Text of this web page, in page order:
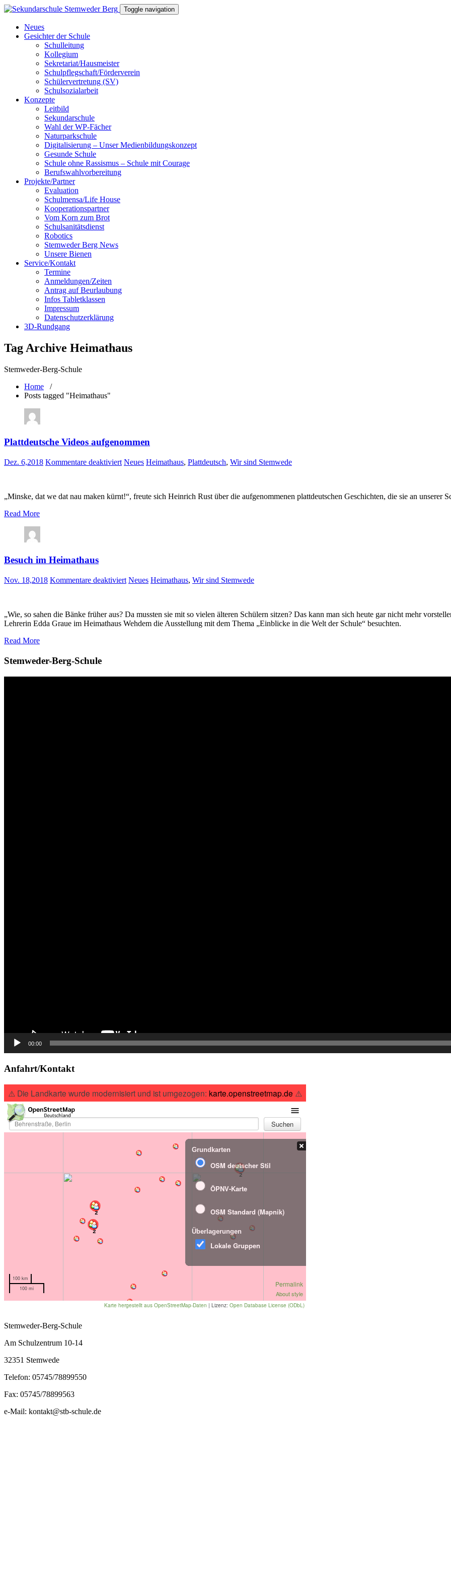
Toggle navigation
Neues
Gesichter der Schule
Schulleitung
Kollegium
Sekretariat/Hausmeister
Schulpflegschaft/Förderverein
Schülervertretung (SV)
Schulsozialarbeit
Konzepte
Leitbild
Sekundarschule
Wahl der WP-Fächer
Naturparkschule
Digitalisierung – Unser Medienbildungskonzept
Gesunde Schule
Schule ohne Rassismus – Schule mit Courage
Berufswahlvorbereitung
Projekte/Partner
Evaluation
Schulmensa/Life House
Kooperationspartner
Vom Korn zum Brot
Schulsanitätsdienst
Robotics
Stemweder Berg News
Unsere Bienen
Service/Kontakt
Termine
Anmeldungen/Zeiten
Antrag auf Beurlaubung
Infos Tabletklassen
Impressum
Datenschutzerklärung
3D-Rundgang
Tag Archive Heimathaus
Stemweder-Berg-Schule
Home /
Posts tagged "Heimathaus"
Plattdeutsche Videos aufgenommen
Dez. 6,2018 Kommentare deaktiviertfür
Neues Heimathaus, Plattdeutsch, Wir sind Stemwede
„Minske, dat we dat nau maken kürnt!“, freute sich Heinrich Rust über die aufgenommenen plattdeutschen Geschichten, die sie an unserer
Read More
Besuch im Heimathaus
Nov. 18,2018 Kommentare deaktiviertfür
Neues Heimathaus, Wir sind Stemwede
„Wie, so sahen die Bänke früher aus? Da mussten sie mit so vielen älteren Schülern sitzen? Das kann man sich heute gar nicht mehr
Lehrerin Edda Graue im Heimathaus Wehdem die Ausstellung mit dem Thema „Einblicke in die Welt der Schule“ besuchten.
Read More
Stemweder-Berg-Schule
00:00
Anfahrt/Kontakt
Stemweder-Berg-Schule
Am Schulzentrum 10-14
32351 Stemwede
Telefon: 05745/78899550
Fax: 05745/78899563
e-Mail: kontakt@stb-schule.de